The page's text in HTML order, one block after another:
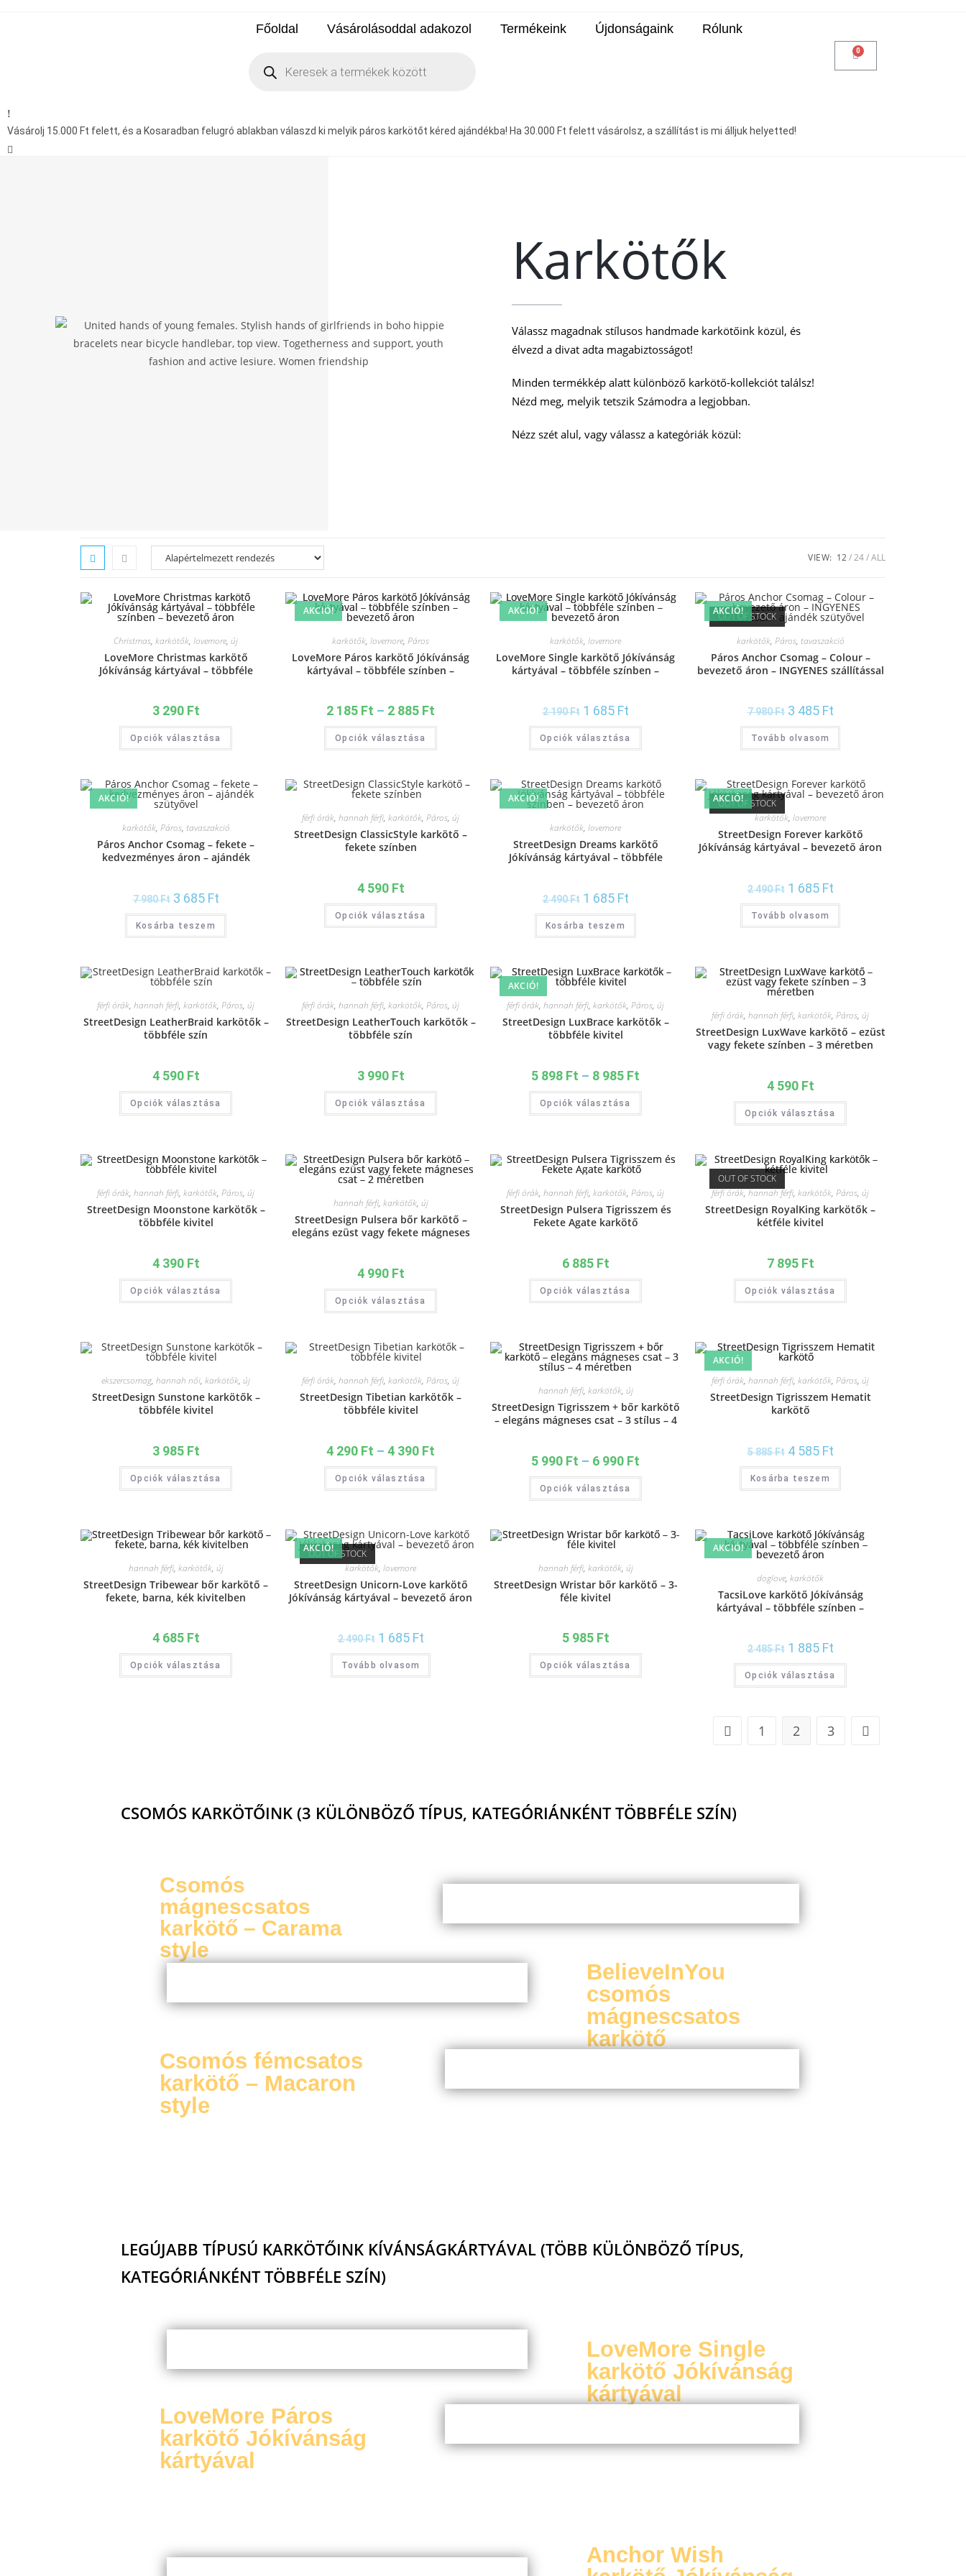
Főoldal Vásárolásoddal adakozol Termékeink Újdonságaink Rólunk
Vásárolj 15.000 Ft felett, és a Kosaradban felugró ablakban válaszd ki melyik páros karkötőt kéred ajándékba! Ha 30.000 Ft felett vásárolsz, a szállítást is mi álljuk helyetted!
Karkötők
Válassz magadnak stílusos handmade karkötőink közül, és
élvezd a divat adta magabiztosságot!
Minden termékkép alatt különböző karkötő-kollekciót találsz!
Nézd meg, melyik tetszik Számodra a legjobban.
Nézz szét alul, vagy válassz a kategóriák közül:
VIEW: 12 24 ALL
Christmas, karkötők, lovemore, új
LoveMore Christmas karkötő
Jókívánság kártyával – többféle
3 290 Ft
Opciók választása
AKCIÓ!
karkötők, lovemore, Páros
LoveMore Páros karkötő Jókívánság
kártyával – többféle színben –
2 185 Ft – 2 885 Ft
Opciók választása
AKCIÓ!
karkötők, lovemore
LoveMore Single karkötő Jókívánság
kártyával – többféle színben –
2 190Ft 1 685 Ft
Opciók választása
OUT OF STOCK
AKCIÓ!
karkötők, Páros, tavaszakció
Páros Anchor Csomag – Colour –
bevezető áron – INGYENES szállítással
7 980Ft 3 485 Ft
Tovább olvasom
AKCIÓ!
karkötők, Páros, tavaszakció
Páros Anchor Csomag – fekete –
kedvezményes áron – ajándék
7 980Ft 3 685 Ft
Kosárba teszem
férfi órák, hannah férfi, karkötők, Páros, új
StreetDesign ClassicStyle karkötő –
fekete színben
4 590 Ft
Opciók választása
AKCIÓ!
karkötők, lovemore
StreetDesign Dreams karkötő
Jókívánság kártyával – többféle
2 490Ft 1 685 Ft
Kosárba teszem
OUT OF STOCK
AKCIÓ!
karkötők, lovemore
StreetDesign Forever karkötő
Jókívánság kártyával – bevezető áron
2 490Ft 1 685 Ft
Tovább olvasom
férfi órák, hannah férfi, karkötők, Páros, új
StreetDesign LeatherBraid karkötők –
többféle szín
4 590 Ft
Opciók választása
férfi órák, hannah férfi, karkötők, Páros, új
StreetDesign LeatherTouch karkötők –
többféle szín
3 990 Ft
Opciók választása
AKCIÓ!
férfi órák, hannah férfi, karkötők, Páros, új
StreetDesign LuxBrace karkötők –
többféle kivitel
5 898 Ft – 8 985 Ft
Opciók választása
férfi órák, hannah férfi, karkötők, Páros, új
StreetDesign LuxWave karkötő – ezüst
vagy fekete színben – 3 méretben
4 590 Ft
Opciók választása
férfi órák, hannah férfi, karkötők, Páros, új
StreetDesign Moonstone karkötők –
többféle kivitel
4 390 Ft
Opciók választása
hannah férfi, karkötők, új
StreetDesign Pulsera bőr karkötő –
elegáns ezüst vagy fekete mágneses
4 990 Ft
Opciók választása
férfi órák, hannah férfi, karkötők, Páros, új
StreetDesign Pulsera Tigrisszem és
Fekete Agate karkötő
6 885 Ft
Opciók választása
OUT OF STOCK
férfi órák,hannah férfi, karkötők, Páros, új
StreetDesign RoyalKing karkötők –
kétféle kivitel
7 895 Ft
Opciók választása
ekszercsomag, hannah női, karkötők, új
StreetDesign Sunstone karkötők –
többféle kivitel
3 985 Ft
Opciók választása
férfi órák, hannah férfi, karkötők, Páros, új
StreetDesign Tibetian karkötők –
többféle kivitel
4 290 Ft – 4 390 Ft
Opciók választása
hannah férfi, karkötők, új
StreetDesign Tigrisszem + bőr karkötő
– elegáns mágneses csat – 3 stílus – 4
5 990 Ft – 6 990 Ft
Opciók választása
AKCIÓ!
férfi órák, hannah férfi, karkötők, Páros, új
StreetDesign Tigrisszem Hematit
karkötő
5 885Ft 4 585 Ft
Kosárba teszem
hannah férfi, karkötők, új
StreetDesign Tribewear bőr karkötő –
fekete, barna, kék kivitelben
4 685 Ft
Opciók választása
OUT OF STOCK
AKCIÓ!
karkötők, lovemore
StreetDesign Unicorn-Love karkötő
Jókívánság kártyával – bevezető áron
2 490Ft 1 685 Ft
Tovább olvasom
hannah férfi, karkötők, új
StreetDesign Wristar bőr karkötő – 3-
féle kivitel
5 985 Ft
Opciók választása
AKCIÓ!
doglove, karkötők
TacsiLove karkötő Jókívánság
kártyával – többféle színben –
2 485Ft 1 885 Ft
Opciók választása
1 2 3
CSOMÓS KARKÖTŐINK (3 KÜLÖNBÖZŐ TÍPUS, KATEGÓRIÁNKÉNT TÖBBFÉLE SZÍN)
Csomós
mágnescsatos
karkötő – Carama
style
BelieveInYou
csomós
mágnescsatos
karkötő
Csomós fémcsatos
karkötő – Macaron
style
LEGÚJABB TÍPUSÚ KARKÖTŐINK KÍVÁNSÁGKÁRTYÁVAL (TÖBB KÜLÖNBÖZŐ TÍPUS,
KATEGÓRIÁNKÉNT TÖBBFÉLE SZÍN)
LoveMore Single
karkötő Jókívánság
kártyával
LoveMore Páros
karkötő Jókívánság
kártyával
Anchor Wish